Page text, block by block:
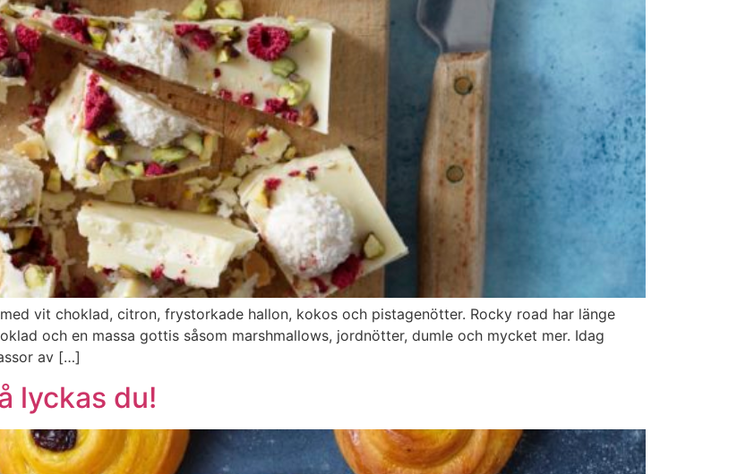
vit choklad, citron, frystorkade hallon, kokos och pistagenötter. Rocky road har länge
och en massa gottis såsom marshmallows, jordnötter, dumle och mycket mer. Idag
av […]
lyckas du!